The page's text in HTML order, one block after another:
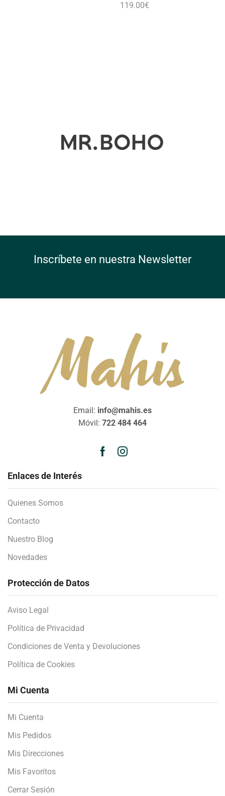
119.00€
Inscríbete en nuestra Newsletter
Email: info@mahis.es
Móvil: 722 484 464
Enlaces de Interés
Quienes Somos
Contacto
Nuestro Blog
Novedades
Protección de Datos
Aviso Legal
Política de Privacidad
Condiciones de Venta y Devoluciones
Política de Cookies
Mi Cuenta
Mi Cuenta
Mis Pedidos
Mis Direcciones
Mis Favoritos
Cerrar Sesión